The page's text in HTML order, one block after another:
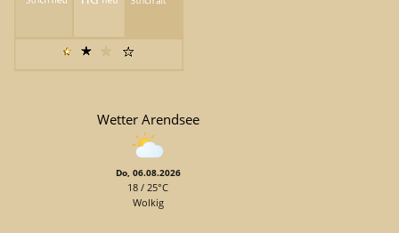
Wetter Arendsee
Do, 06.08.2026
18 / 25°C
Wolkig